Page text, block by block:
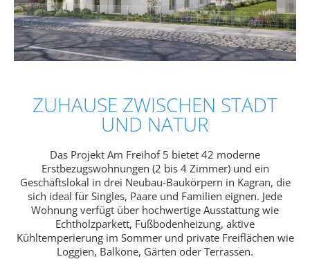
ZUHAUSE ZWISCHEN STADT
UND NATUR
Das Projekt Am Freihof 5 bietet 42 moderne
Erstbezugswohnungen (2 bis 4 Zimmer) und ein
Geschäftslokal in drei Neubau-Baukörpern in Kagran, die
sich ideal für Singles, Paare und Familien eignen. Jede
Wohnung verfügt über hochwertige Ausstattung wie
Echtholzparkett, Fußbodenheizung, aktive
Kühltemperierung im Sommer und private Freiflächen wie
Loggien, Balkone, Gärten oder Terrassen.